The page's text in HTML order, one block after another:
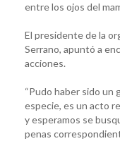
entre los ojos del
El presidente de la
Serrano, apuntó a
acciones.
“Pudo haber sido un
especie, es un acto
y esperamos se
penas